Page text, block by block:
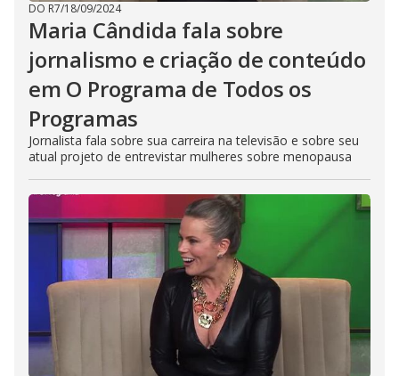
DO R7/18/09/2024
Maria Cândida fala sobre
jornalismo e criação de conteúdo
em O Programa de Todos os
Programas
Jornalista fala sobre sua carreira na televisão e sobre seu
atual projeto de entrevistar mulheres sobre menopausa